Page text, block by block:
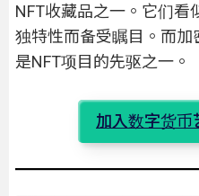
NFT收藏品之一。它们看
独特性而备受瞩目。而
是NFT项目的先驱之一。
加入数字货币